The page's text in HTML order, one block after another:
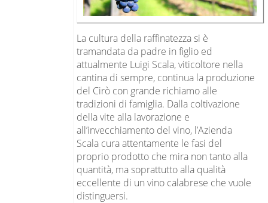
La cultura della raffinatezza si è
tramandata da padre in figlio ed
attualmente Luigi Scala, viticoltore nella
cantina di sempre, continua la produzione
del Cirò con grande richiamo alle
tradizioni di famiglia. Dalla coltivazione
della vite alla lavorazione e
all’invecchiamento del vino, l’Azienda
Scala cura attentamente le fasi del
proprio prodotto che mira non tanto alla
quantità, ma soprattutto alla qualità
eccellente di un vino calabrese che vuole
distinguersi.